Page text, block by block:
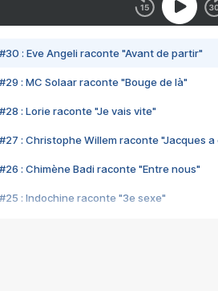
#30 : Eve Angeli raconte "Avant de partir"
#29 : MC Solaar raconte "Bouge de là"
#28 : Lorie raconte "Je vais vite"
#27 : Christophe Willem raconte "Jacques a
#26 : Chimène Badi raconte "Entre nous"
#25 : Indochine raconte "3e sexe"